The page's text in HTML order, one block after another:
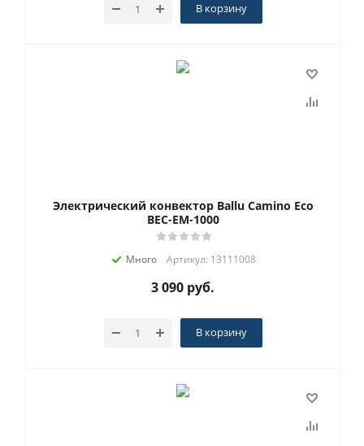
В корзину
Электрический конвектор Ballu Camino Eco
BEC-EM-1000
Много Артикул: 13111008
3 090 руб.
В корзину